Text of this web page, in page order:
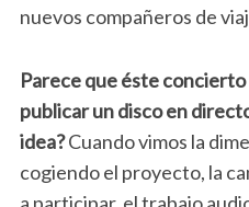
nuevos compañeros de
Parece que éste concierto
publicar un disco en
idea?Cuando vimos la
cogiendo el proyecto, la